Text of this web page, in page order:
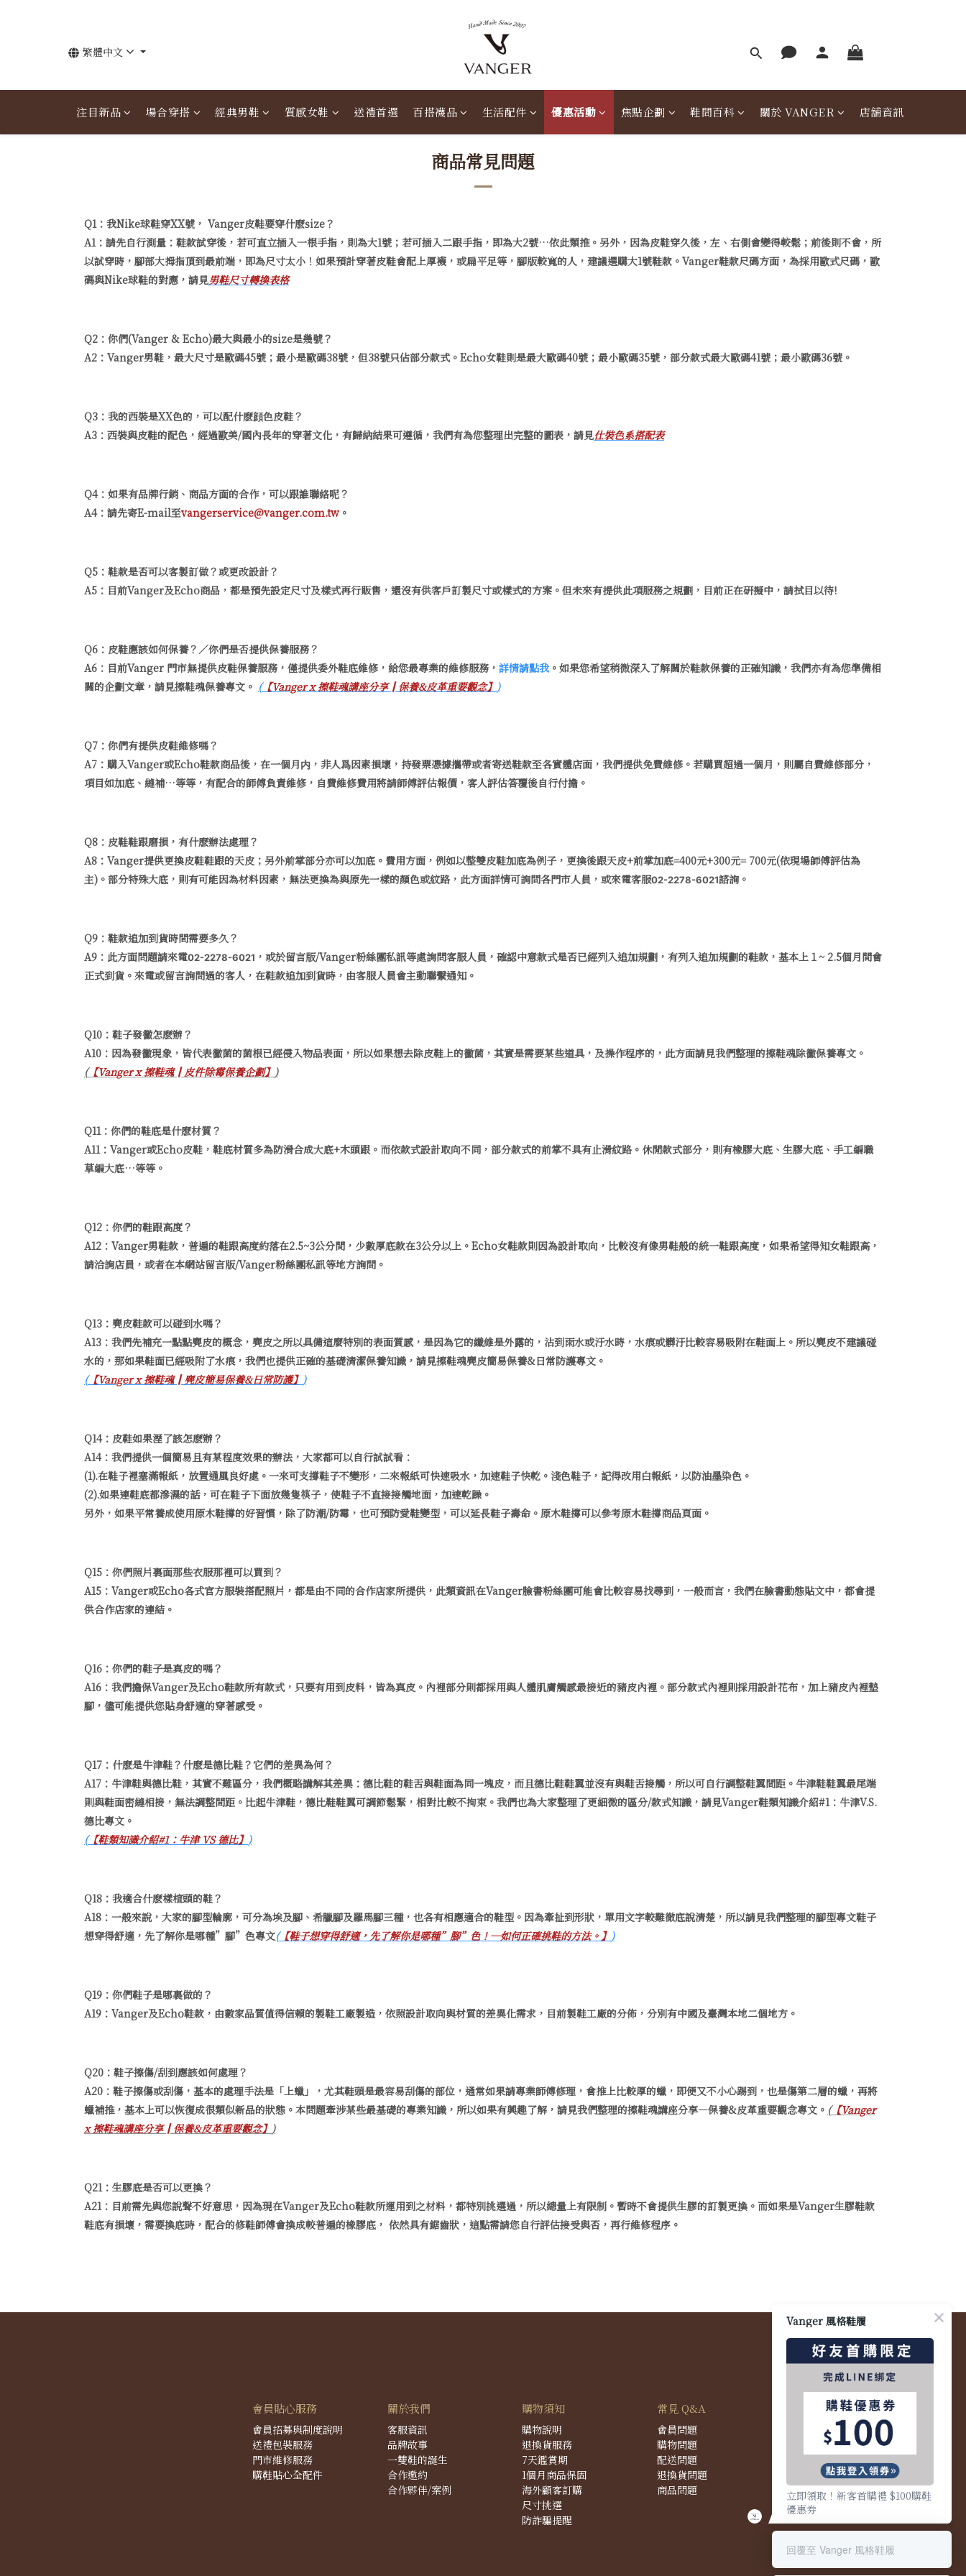
注目新品 場合穿搭 經典男鞋 質感女鞋 送禮首選 百搭襪品 生活配件 優惠活動 焦點企劃 鞋問百科 關於 VANGER 店舖資訊
繁體中文
商品常見問題
Q1：我Nike球鞋穿XX號， Vanger皮鞋要穿什麽size？
A1：請先自行測量：鞋款試穿後，若可直立插入一根手指，則為大1號；若可插入二跟手指，即為大2號…依此類推。另外，因為皮鞋穿久後，左、右側會變得較鬆；前後則不會，所
以試穿時，腳部大拇指頂到最前端，即為尺寸太小！如果預計穿著皮鞋會配上厚襪，或扁平足等，腳版較寬的人，建議選購大1號鞋款。Vanger鞋款尺碼方面，為採用歐式尺碼，歐
碼與Nike球鞋的對應，請見男鞋尺寸轉換表格
Q2：你們(Vanger & Echo)最大與最小的size是幾號？
A2：Vanger男鞋，最大尺寸是歐碼45號；最小是歐碼38號，但38號只佔部分款式。Echo女鞋則是最大歐碼40號；最小歐碼35號，部分款式最大歐碼41號；最小歐碼36號。
Q3：我的西裝是XX色的，可以配什麽顔色皮鞋？
A3：西裝與皮鞋的配色，經過歐美/國內長年的穿著文化，有歸納結果可遵循，我們有為您整理出完整的圖表，請見仕裝色系搭配表
Q4：如果有品牌行銷、商品方面的合作，可以跟誰聯絡呢？
A4：請先寄E-mail至vangerservice@vanger.com.tw。
Q5：鞋款是否可以客製訂做？或更改設計？
A5：目前Vanger及Echo商品，都是預先設定尺寸及樣式再行販售，還沒有供客戶訂製尺寸或樣式的方案。但未來有提供此項服務之規劃，目前正在研擬中，請拭目以待!
Q6：皮鞋應該如何保養？／你們是否提供保養服務？
A6：目前Vanger 門市無提供皮鞋保養服務，僅提供委外鞋底維修，給您最專業的維修服務， 詳情請點我 。如果您希望稍微深入了解關於鞋款保養的正確知識，我們亦有為您準備相
關的企劃文章，請見擦鞋魂保養專文 。 (【Vanger x 擦鞋魂講座分享║保養&皮革重要觀念】 )
Q7：你們有提供皮鞋維修嗎？
A7：購入Vanger或Echo鞋款商品後，在一個月内，非人爲因素損壞，持發票憑據攜帶或者寄送鞋款至各實體店面，我們提供免費維修。若購買超過一個月，則屬自費維修部分，
項目如加底、縫補…等等，有配合的師傅負責維修，自費維修費用將請師傅評估報價，客人評估答覆後自行付擔。
Q8：皮鞋鞋跟磨損，有什麽辦法處理？
A8：Vanger提供更換皮鞋鞋跟的天皮；另外前掌部分亦可以加底。費用方面，例如以整雙皮鞋加底為例子，更換後跟天皮+前掌加底=400元+300元= 700元(依現場師傅評估為
主)。部分特殊大底，則有可能因為材料因素，無法更換為與原先一樣的顏色或紋路，此方面詳情可詢問各門市人員，或來電客服02-2278-6021諮詢。
Q9：鞋款追加到貨時間需要多久？
A9：此方面問題請來電02-2278-6021 ，或於留言版/Vanger粉絲團私訊等處詢問客服人員，確認中意款式是否已經列入追加規劃，有列入追加規劃的鞋款，基本上１~ 2.5個月間會
正式到貨。來電或留言詢問過的客人，在鞋款追加到貨時，由客服人員會主動聯繫通知。
Q10：鞋子發黴怎麽辦？
A10：因為發黴現象，皆代表黴菌的菌根已經侵入物品表面，所以如果想去除皮鞋上的黴菌，其實是需要某些道具，及操作程序的，此方面請見我們整理的擦鞋魂除黴保養專文。
(【Vanger x 擦鞋魂║皮件除霉保養企劃】 )
Q11：你們的鞋底是什麽材質？
A11：Vanger或Echo皮鞋，鞋底材質多為防滑合成大底+木頭跟。而依款式設計取向不同，部分款式的前掌不具有止滑紋路。休閒款式部分，則有橡膠大底、生膠大底、手工編職
草編大底…等等。
Q12：你們的鞋跟高度？
A12：Vanger男鞋款，普遍的鞋跟高度約落在2.5~3公分間，少數厚底款在3公分以上。Echo女鞋款則因為設計取向，比較沒有像男鞋般的統一鞋跟高度，如果希望得知女鞋跟高，
請洽詢店員，或者在本網站留言版/Vanger粉絲團私訊等地方詢問。
Q13：麂皮鞋款可以碰到水嗎？
A13：我們先補充一點點麂皮的概念，麂皮之所以具備這麼特別的表面質感，是因為它的纖維是外露的，沾到雨水或汙水時，水痕或髒汙比較容易吸附在鞋面上。所以麂皮不建議碰
水的，那如果鞋面已經吸附了水痕，我們也提供正確的基礎清潔保養知識，請見擦鞋魂麂皮簡易保養&日常防護專文。
(【Vanger x 擦鞋魂║麂皮簡易保養&日常防護】 )
Q14：皮鞋如果溼了該怎麽辦？
A14：我們提供一個簡易且有某程度效果的辦法，大家都可以自行試試看：
(1).在鞋子裡塞滿報紙，放置通風良好處。一來可支撐鞋子不變形，二來報紙可快速吸水，加速鞋子快乾。淺色鞋子，記得改用白報紙，以防油墨染色。
(2).如果連鞋底都滲濕的話，可在鞋子下面放幾隻筷子，使鞋子不直接接觸地面，加速乾躁。
另外，如果平常養成使用原木鞋撐的好習慣，除了防潮/防霉，也可預防愛鞋變型，可以延長鞋子壽命。原木鞋撐可以參考原木鞋撐商品頁面。
Q15：你們照片裏面那些衣服那裡可以買到？
A15：Vanger或Echo各式官方服裝搭配照片，都是由不同的合作店家所提供，此類資訊在Vanger臉書粉絲團可能會比較容易找尋到，一般而言，我們在臉書動態貼文中，都會提
供合作店家的連結。
Q16：你們的鞋子是真皮的嗎？
A16：我們擔保Vanger及Echo鞋款所有款式，只要有用到皮料，皆為真皮。內裡部分則都採用與人體肌膚觸感最接近的豬皮內裡。部分款式內裡則採用設計花布，加上豬皮內裡墊
腳，儘可能提供您貼身舒適的穿著感受。
Q17：什麽是牛津鞋？什麽是德比鞋？它們的差異為何？
A17：牛津鞋與德比鞋，其實不難區分，我們概略講解其差異：德比鞋的鞋舌與鞋面為同一塊皮，而且德比鞋鞋翼並沒有與鞋舌接觸，所以可自行調整鞋翼間距。牛津鞋鞋翼最尾端
則與鞋面密縫相接，無法調整間距。比起牛津鞋，德比鞋鞋翼可調節鬆緊，相對比較不拘束。我們也為大家整理了更細微的區分/款式知識，請見Vanger鞋類知識介紹#1：牛津V.S.
德比專文。
(【鞋類知識介紹#1：牛津 VS 德比】 )
Q18：我適合什麽樣楦頭的鞋？
A18：一般來說，大家的腳型輪廓，可分為埃及腳、希臘腳及羅馬腳三種，也各有相應適合的鞋型。因為牽扯到形狀，單用文字較難徹底說清楚，所以請見我們整理的腳型專文鞋子
想穿得舒適，先了解你是哪種”腳”色專文(【鞋子想穿得舒適，先了解你是哪種”腳”色！─如何正確挑鞋的方法。】 )
Q19：你們鞋子是哪裏做的？
A19：Vanger及Echo鞋款，由數家品質值得信賴的製鞋工廠製造，依照設計取向與材質的差異化需求，目前製鞋工廠的分佈，分別有中國及臺灣本地二個地方。
Q20：鞋子擦傷/刮到應該如何處理？
A20：鞋子擦傷或刮傷，基本的處理手法是「上蠟」，尤其鞋頭是最容易刮傷的部位，通常如果請專業師傅修理，會推上比較厚的蠟，即便又不小心踢到，也是傷第二層的蠟，再將
蠟補推，基本上可以恢復成很類似新品的狀態。本問題牽涉某些最基礎的專業知識，所以如果有興趣了解，請見我們整理的擦鞋魂講座分享—保養&皮革重要觀念專文。 (【Vanger
x 擦鞋魂講座分享║保養&皮革重要觀念】 )
Q21：生膠底是否可以更換？
A21：目前需先與您說聲不好意思，因為現在Vanger及Echo鞋款所運用到之材料，都特別挑選過，所以總量上有限制。暫時不會提供生膠的訂製更換。而如果是Vanger生膠鞋款
鞋底有損壞，需要換底時，配合的修鞋師傅會換成較普遍的橡膠底， 依然具有鋸齒狀，這點需請您自行評估接受與否，再行維修程序。
會員貼心服務
會員招募與制度說明
送禮包裝服務
門市維修服務
購鞋貼心全配件
關於我們
客服資訊
品牌故事
一雙鞋的誕生
合作邀約
合作夥伴/案例
購物須知
購物說明
退換貨服務
7天鑑賞期
1個月商品保固
海外顧客訂購
尺寸挑選
防詐騙提醒
常見 Q&A
會員問題
購物問題
配送問題
退換貨問題
商品問題
Vanger 風格鞋履
立即領取！新客首購禮 $100購鞋
優惠券
回覆至 Vanger 風格鞋履